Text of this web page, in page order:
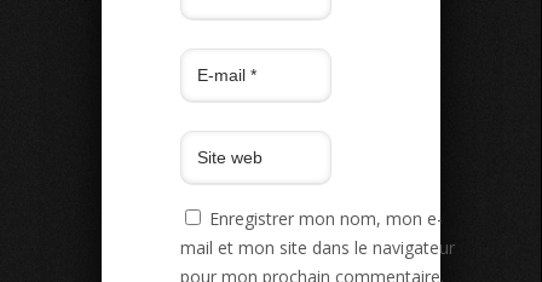
Enregistrer mon nom, mon e-
mail et mon site dans le navigateur
pour mon prochain commentaire.